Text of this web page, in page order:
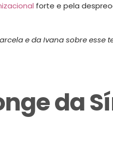
forte e pela
e da Ivana sobre esse
da